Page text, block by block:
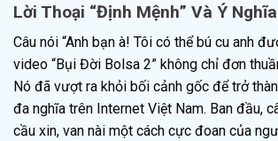
Lời Thoại “Định Mệnh” Và Ý
Câu nói “Anh bạn à! Tôi có thể bú cu anh
video “Bụi Đời Bolsa 2” không chỉ đơn
Nó đã vượt ra khỏi bối cảnh gốc để trở
đa nghĩa trên Internet Việt Nam. Ban đầu,
cầu xin, van nài một cách cực đoan của